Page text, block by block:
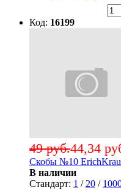
Код: 16199
44,34
49 руб.
Скобы №10
В наличии
Стандарт: 1 / 20 /